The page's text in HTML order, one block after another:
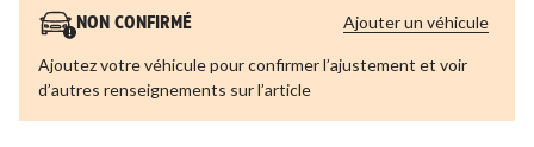
NON CONFIRMÉ
Ajoutez votre véhicule pour confirmer l’ajustement et voir
d’autres renseignements sur l’article
Ajouter un véhicule